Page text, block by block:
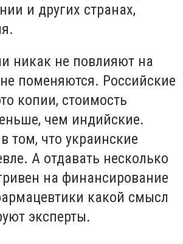
и других странах,
никак не повлияют на
поменяются. Российские
копии, стоимость
чем индийские.
том, что украинские
А отдавать несколько
на финансирование
какой смысл
эксперты.